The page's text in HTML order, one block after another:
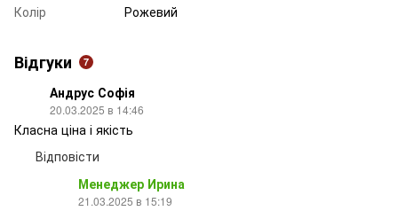
Колір
Рожевий
Відгуки 7
Андрус Софія
20.03.2025 в 14:46
Класна ціна і якість
Відповісти
Менеджер Ирина
21.03.2025 в 15:19